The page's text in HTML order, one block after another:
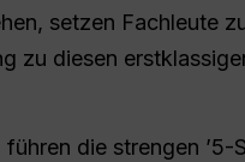
setzen Fachleute
zu diesen
die strengen ’5-